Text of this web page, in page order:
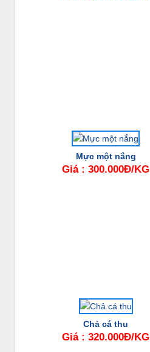
Mực một nắng
Giá : 300.000Đ/KG
Chả cá thu
Giá : 320.000Đ/KG